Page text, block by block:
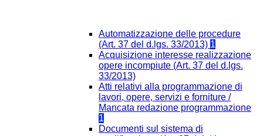
Automatizzazione delle procedure
(Art. 37 del d.lgs. 33/2013) 1
Acquisizione interesse realizzazione
opere incompiute (Art. 37 del d.lgs.
33/2013)
Atti relativi alla programmazione di
lavori, opere, servizi e forniture /
Mancata redazione programmazione
1
Documenti sul sistema di